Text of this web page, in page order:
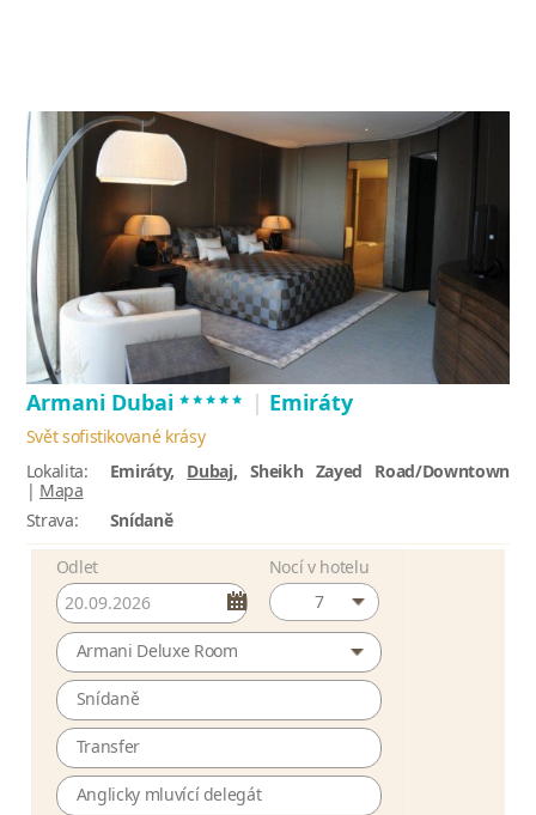
Armani Dubai ***** | Emiráty
Svět sofistikované krásy
Lokalita:
Emiráty, Dubaj, Sheikh Zayed Road/Downtown
| Mapa
Strava:
Snídaně
Odlet
Nocí v hotelu
7
Armani Deluxe Room
Snídaně
Transfer
Anglicky mluvící delegát